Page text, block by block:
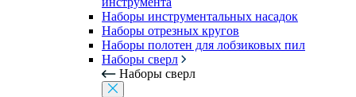
Наборы инструментальных насадок
Наборы отрезных кругов
Наборы полотен для лобзиковых пил
Наборы сверл
Наборы сверл